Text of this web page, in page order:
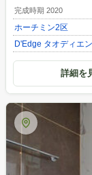
DE077410
完成時期 2020
ホーチミン2区
D'Edge タオディエン
詳細を